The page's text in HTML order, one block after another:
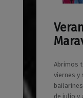
Abrimos
viernes y
de julio y
27/07/2023
0
Maravillas